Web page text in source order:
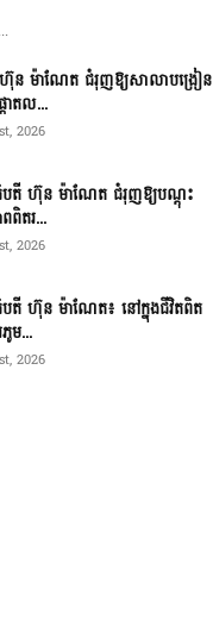
ហ៊ុន ម៉ាណែត ជំរុញឱ្យសាលាបង្រៀន
ោតល...
2026
បតី ហ៊ុន ម៉ាណែត ជំរុញឱ្យបណ្តុះ
ពិតរ...
2026
បតី ហ៊ុន ម៉ាណែត៖ នៅក្នុងជីវិតពិត
ម...
2026